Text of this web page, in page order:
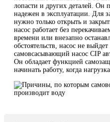
лопасти и других деталей. Он
надежен в эксплуатации. Для
нужно только открыть и
насос работает без
времени или внезапно
обстоятельств, насос не
самовсасывающий насос CIP
Он обладает функцией
начинать работу, когда